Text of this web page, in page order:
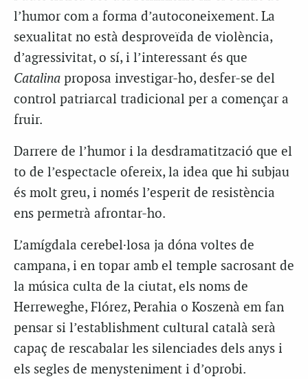
l’humor com a forma d’autoconeixement. La
sexualitat no està desproveïda de violència,
d’agressivitat, o sí, i l’interessant és que
Catalina proposa investigar-ho, desfer-se del
control patriarcal tradicional per a començar a
fruir.
Darrere de l’humor i la desdramatització que el
to de l’espectacle ofereix, la idea que hi subjau
és molt greu, i només l’esperit de resistència
ens permetrà afrontar-ho.
L’amígdala cerebel·losa ja dóna voltes de
campana, i en topar amb el temple sacrosant de
la música culta de la ciutat, els noms de
Herreweghe, Flórez, Perahia o Koszenà em fan
pensar si l’establishment cultural català serà
capaç de rescabalar les silenciades dels anys i
els segles de menysteniment i d’oprobi.